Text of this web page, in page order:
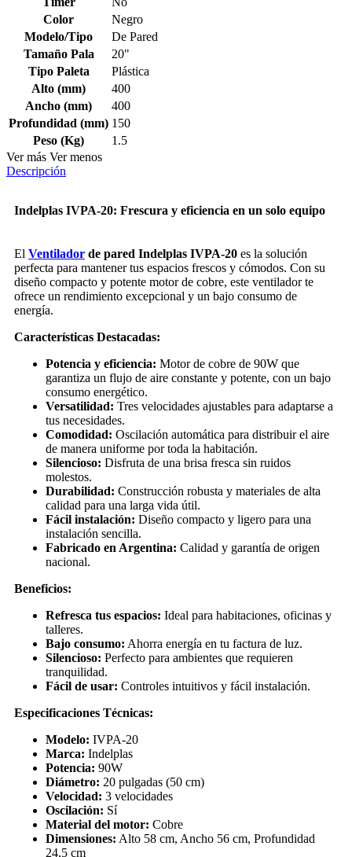
Color
Negro
Modelo/Tipo
De Pared
Tamaño Pala
20"
Tipo Paleta
Plástica
Alto (mm)
400
Ancho (mm)
400
Profundidad (mm) 150
Peso (Kg)
1.5
Ver más Ver menos
Descripción
Indelplas IVPA-20: Frescura y eficiencia en un solo equipo
El Ventilador de pared Indelplas IVPA-20 es la solución
perfecta para mantener tus espacios frescos y cómodos. Con su
diseño compacto y potente motor de cobre, este ventilador te
ofrece un rendimiento excepcional y un bajo consumo de
energía.
Características Destacadas:
Potencia y eficiencia: Motor de cobre de 90W que
garantiza un flujo de aire constante y potente, con un bajo
consumo energético.
Versatilidad: Tres velocidades ajustables para adaptarse a
tus necesidades.
Comodidad: Oscilación automática para distribuir el aire
de manera uniforme por toda la habitación.
Silencioso: Disfruta de una brisa fresca sin ruidos
molestos.
Durabilidad: Construcción robusta y materiales de alta
calidad para una larga vida útil.
Fácil instalación: Diseño compacto y ligero para una
instalación sencilla.
Fabricado en Argentina: Calidad y garantía de origen
nacional.
Beneficios:
Refresca tus espacios: Ideal para habitaciones, oficinas y
talleres.
Bajo consumo: Ahorra energía en tu factura de luz.
Silencioso: Perfecto para ambientes que requieren
tranquilidad.
Fácil de usar: Controles intuitivos y fácil instalación.
Especificaciones Técnicas:
Modelo: IVPA-20
Marca: Indelplas
Potencia: 90W
Diámetro: 20 pulgadas (50 cm)
Velocidad: 3 velocidades
Oscilación: Sí
Material del motor: Cobre
Dimensiones: Alto 58 cm, Ancho 56 cm, Profundidad
24,5 cm